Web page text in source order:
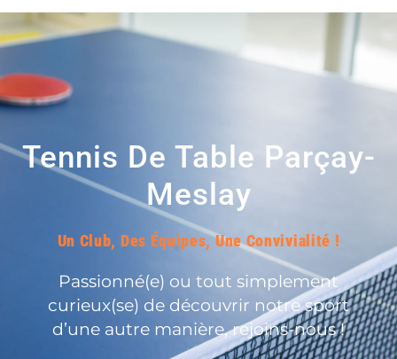
Tennis De Table Parçay-
Meslay
Un Club, Des Équipes, Une Convivialité !
Passionné(e) ou tout simplement
curieux(se) de découvrir notre sport
d’une autre manière, rejoins-nous !